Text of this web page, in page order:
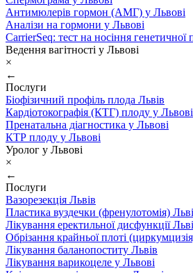
Антимюлерів гормон (АМГ) у Львові
Аналізи на гормони у Львові
CarrierSeq: тест на носіння генетичної
Ведення вагітності у Львові
×
←
Послуги
Біофізичний профіль плода Львів
Кардіотокографія (КТГ) плоду у Львові
Пренатальна діагностика у Львові
КТР плоду у Львові
Уролог у Львові
×
←
Послуги
Вазорезекція Львів
Пластика вуздечки (френулотомія)
Лікування еректильної дисфункції
Обрізання крайньої плоті
Лікування баланопоститу Львів
Лікування варикоцеле у Львові